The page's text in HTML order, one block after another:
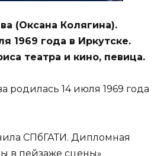
(Оксана Колягина).
1969 года в Иркутске.
театра и кино, певица.
родилась 14 июля 1969 года
СПбГАТИ. Дипломная
в пейзаже сцены»